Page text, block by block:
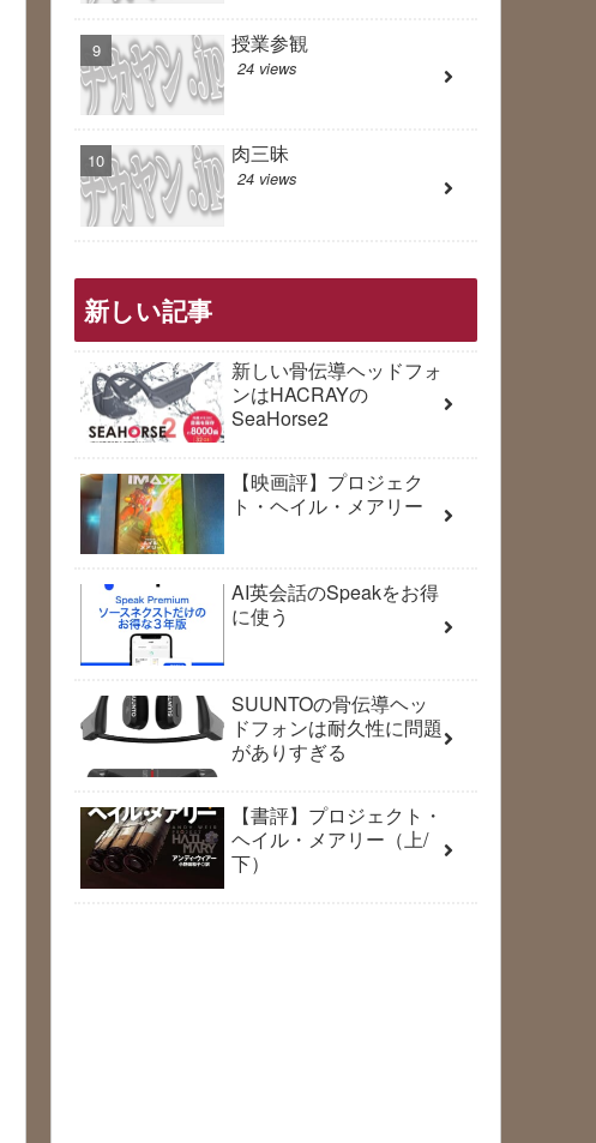
授業参観
24 views
肉三昧
24 views
新しい記事
新しい骨伝導ヘッドフォ
ンはHACRAYの
SeaHorse2
【映画評】プロジェク
ト・ヘイル・メアリー
AI英会話のSpeakをお得
に使う
SUUNTOの骨伝導ヘッ
ドフォンは耐久性に問題
がありすぎる
【書評】プロジェクト・
ヘイル・メアリー（上/
下）